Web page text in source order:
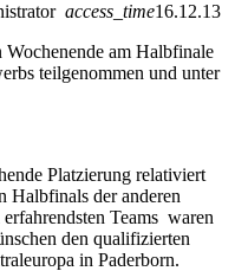
access_time16.12.13
am Halbfinale
teilgenommen und unter
Platzierung relativiert
Halbfinals der anderen
Teams waren
den qualifizierten
in Paderborn.